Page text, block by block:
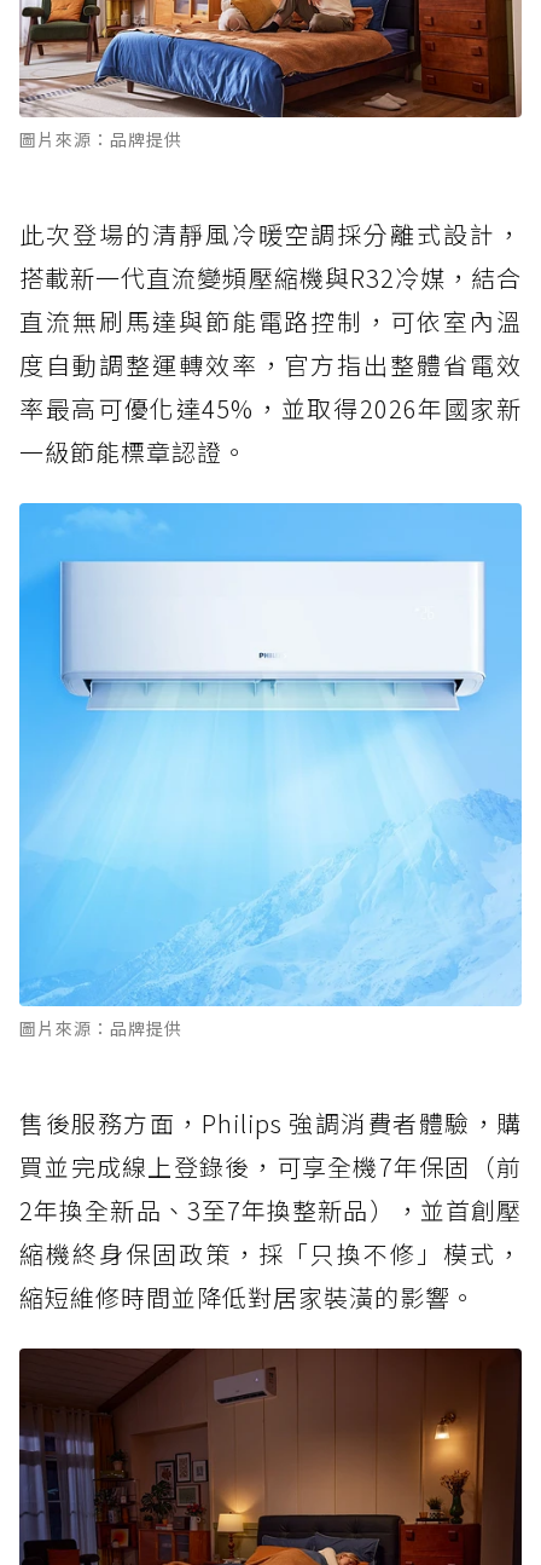
圖片來源：品牌提供
此次登場的清靜風冷暖空調採分離式設計，
搭載新一代直流變頻壓縮機與R32冷媒，結合
直流無刷馬達與節能電路控制，可依室內溫
度自動調整運轉效率，官方指出整體省電效
率最高可優化達45%，並取得2026年國家新
一級節能標章認證。
圖片來源：品牌提供
售後服務方面，Philips 強調消費者體驗，購
買並完成線上登錄後，可享全機7年保固（前
2年換全新品、3至7年換整新品），並首創壓
縮機終身保固政策，採「只換不修」模式，
縮短維修時間並降低對居家裝潢的影響。